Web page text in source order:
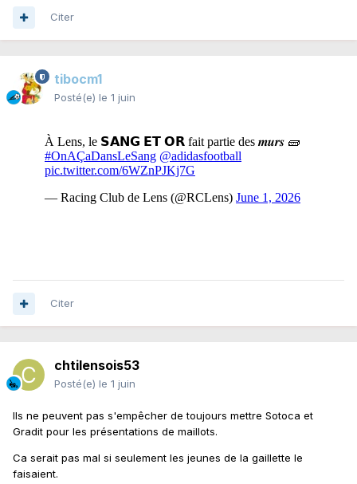
Citer
tibocm1
Posté(e) le 1 juin
Citer
chtilensois53
Posté(e) le 1 juin
Ils ne peuvent pas s'empêcher de toujours mettre Sotoca et
Gradit pour les présentations de maillots.
Ca serait pas mal si seulement les jeunes de la gaillette le
faisaient.